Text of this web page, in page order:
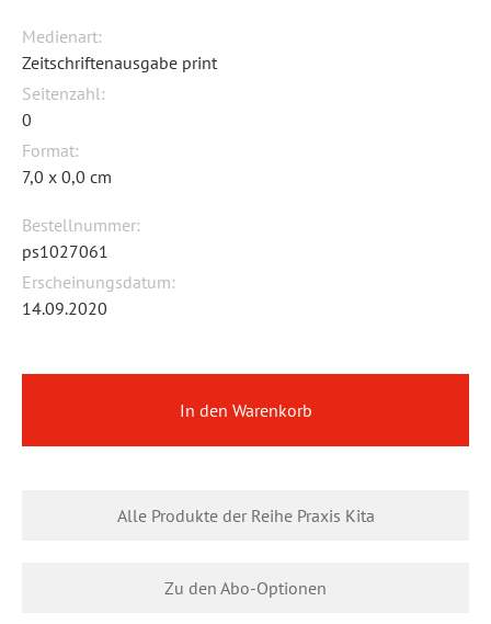
Medienart:
Zeitschriftenausgabe print
Seitenzahl:
0
Format:
7,0 x 0,0 cm
Bestellnummer:
ps1027061
Erscheinungsdatum:
14.09.2020
Zu den Abo-Optionen
Alle Produkte der Reihe Praxis Kita
In den Warenkorb